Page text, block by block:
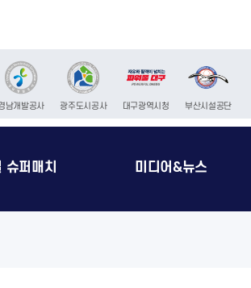
남개발공사 광주도시공사 대구광역시청 부산시설공단
슈퍼매치 미디어&뉴스